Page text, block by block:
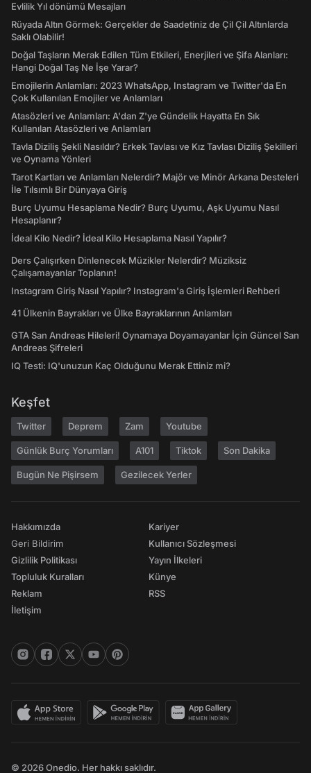
Evlilik Yıl dönümü Mesajları
Rüyada Altın Görmek: Gerçekler de Saadetiniz de Çil Çil Altınlarda
Saklı Olabilir!
Doğal Taşların Merak Edilen Tüm Etkileri, Enerjileri ve Şifa Alanları:
Hangi Doğal Taş Ne İşe Yarar?
Emojilerin Anlamları: 2023 WhatsApp, Instagram ve Twitter'da En
Çok Kullanılan Emojiler ve Anlamları
Atasözleri ve Anlamları: A'dan Z'ye Gündelik Hayatta En Sık
Kullanılan Atasözleri ve Anlamları
Tavla Diziliş Şekli Nasıldır? Erkek Tavlası ve Kız Tavlası Diziliş Şekilleri
ve Oynama Yönleri
Tarot Kartları ve Anlamları Nelerdir? Majör ve Minör Arkana Desteleri
İle Tılsımlı Bir Dünyaya Giriş
Burç Uyumu Hesaplama Nedir? Burç Uyumu, Aşk Uyumu Nasıl
Hesaplanır?
İdeal Kilo Nedir? İdeal Kilo Hesaplama Nasıl Yapılır?
Ders Çalışırken Dinlenecek Müzikler Nelerdir? Müziksiz
Çalışamayanlar Toplanın!
Instagram Giriş Nasıl Yapılır? Instagram'a Giriş İşlemleri Rehberi
41 Ülkenin Bayrakları ve Ülke Bayraklarının Anlamları
GTA San Andreas Hileleri! Oynamaya Doyamayanlar İçin Güncel San
Andreas Şifreleri
IQ Testi: IQ'unuzun Kaç Olduğunu Merak Ettiniz mi?
Keşfet
Twitter Deprem Zam Youtube
Günlük Burç Yorumları A101 Tiktok Son Dakika
Bugün Ne Pişirsem Gezilecek Yerler
Hakkımızda
Geri Bildirim
Gizlilik Politikası
Topluluk Kuralları
Reklam
İletişim
Kariyer
Kullanıcı Sözleşmesi
Yayın İlkeleri
Künye
RSS
© 2026 Onedio. Her hakkı saklıdır.